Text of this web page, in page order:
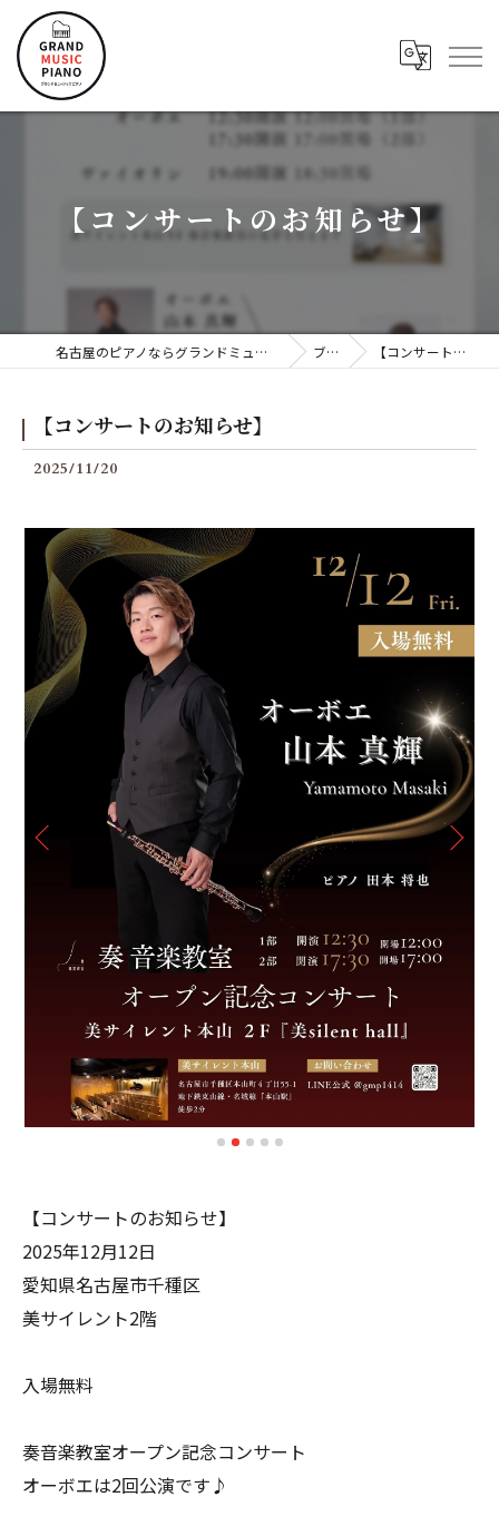
【コンサートのお知らせ】
名古屋のピアノならグランドミュージックピアノ株式会社 ブログ 【コンサートのお知らせ】
【コンサートのお知らせ】
2025/11/20
【コンサートのお知らせ】
2025年12月12日
愛知県名古屋市千種区
美サイレント2階
入場無料
奏音楽教室オープン記念コンサート
オーボエは2回公演です♪